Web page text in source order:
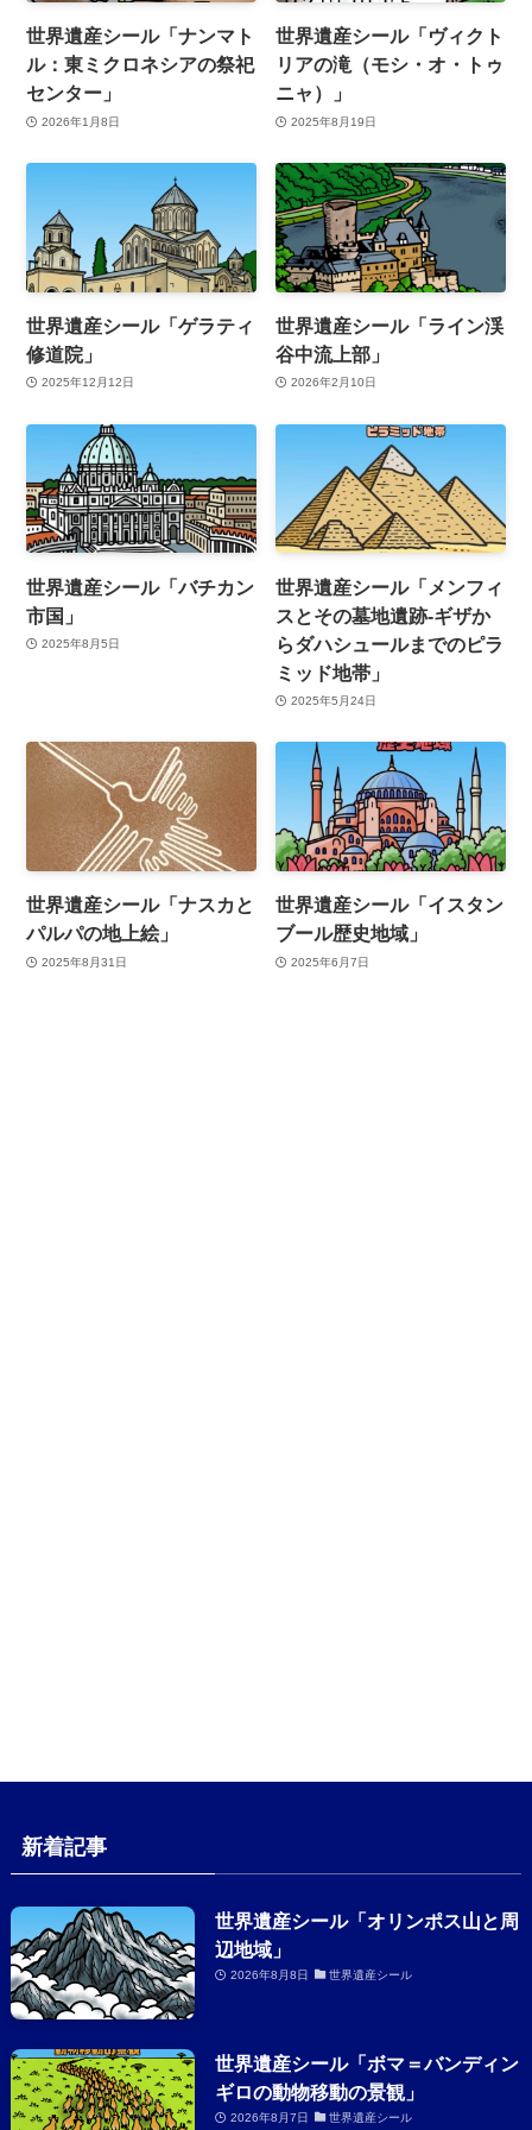
世界遺産シール「ナンマト
ル：東ミクロネシアの祭祀
センター」
2026年1月8日
世界遺産シール「ヴィクト
リアの滝（モシ・オ・トゥ
ニャ）」
2025年8月19日
世界遺産シール「ゲラティ
修道院」
2025年12月12日
世界遺産シール「ライン渓
谷中流上部」
2026年2月10日
世界遺産シール「バチカン
市国」
2025年8月5日
世界遺産シール「メンフィ
スとその墓地遺跡-ギザか
らダハシュールまでのピラ
ミッド地帯」
2025年5月24日
世界遺産シール「ナスカと
パルパの地上絵」
2025年8月31日
世界遺産シール「イスタン
ブール歴史地域」
2025年6月7日
新着記事
世界遺産シール「オリンポス山と周
辺地域」
2026年8月8日 世界遺産シール
世界遺産シール「ボマ＝バンディン
ギロの動物移動の景観」
2026年8月7日 世界遺産シール